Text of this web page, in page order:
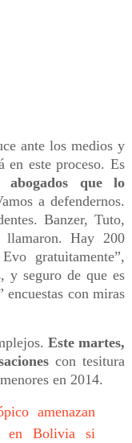
ante los medios y
en este proceso. Es
que lo
a defendernos.
Banzer, Tuto,
llamaron. Hay 200
gratuitamente”,
y seguro de que es
encuestas con miras
Este martes,
con tesitura
en 2014.
amenazan
en Bolivia si